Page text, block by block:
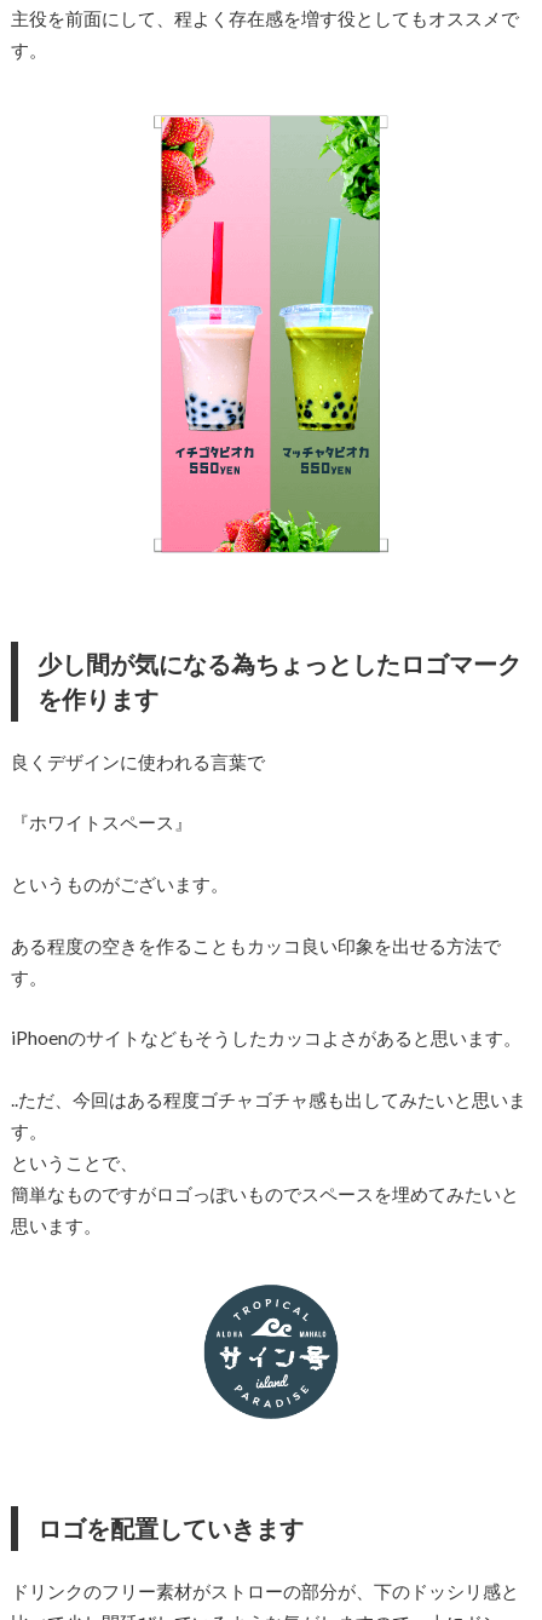
主役を前面にして、程よく存在感を増す役としてもオススメで
す。
少し間が気になる為ちょっとしたロゴマーク
を作ります
良くデザインに使われる言葉で
『ホワイトスペース』
というものがございます。
ある程度の空きを作ることもカッコ良い印象を出せる方法で
す。
iPhoenのサイトなどもそうしたカッコよさがあると思います。
..ただ、今回はある程度ゴチャゴチャ感も出してみたいと思いま
す。
ということで、
簡単なものですがロゴっぽいものでスペースを埋めてみたいと
思います。
ロゴを配置していきます
ドリンクのフリー素材がストローの部分が、下のドッシリ感と